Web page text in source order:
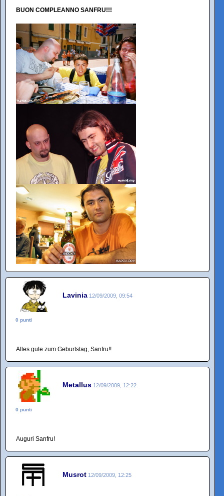
BUON COMPLEANNO SANFRU!!!
Lavinia 12/09/2009, 09:54
0 punti
Alles gute zum Geburtstag, Sanfru!!
Metallus 12/09/2009, 12:22
0 punti
Auguri Sanfru!
Musrot 12/09/2009, 12:25